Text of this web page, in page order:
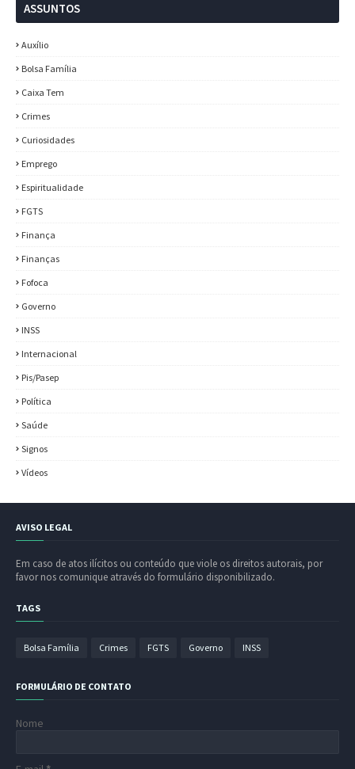
ASSUNTOS
Auxílio
Bolsa Família
Caixa Tem
Crimes
Curiosidades
Emprego
Espiritualidade
FGTS
Finança
Finanças
Fofoca
Governo
INSS
Internacional
Pis/Pasep
Política
Saúde
Signos
Vídeos
AVISO LEGAL
Em caso de atos ilícitos ou conteúdo que viole os direitos autorais, por
favor nos comunique através do formulário disponibilizado.
TAGS
Bolsa Família Crimes FGTS Governo INSS
FORMULÁRIO DE CONTATO
Nome